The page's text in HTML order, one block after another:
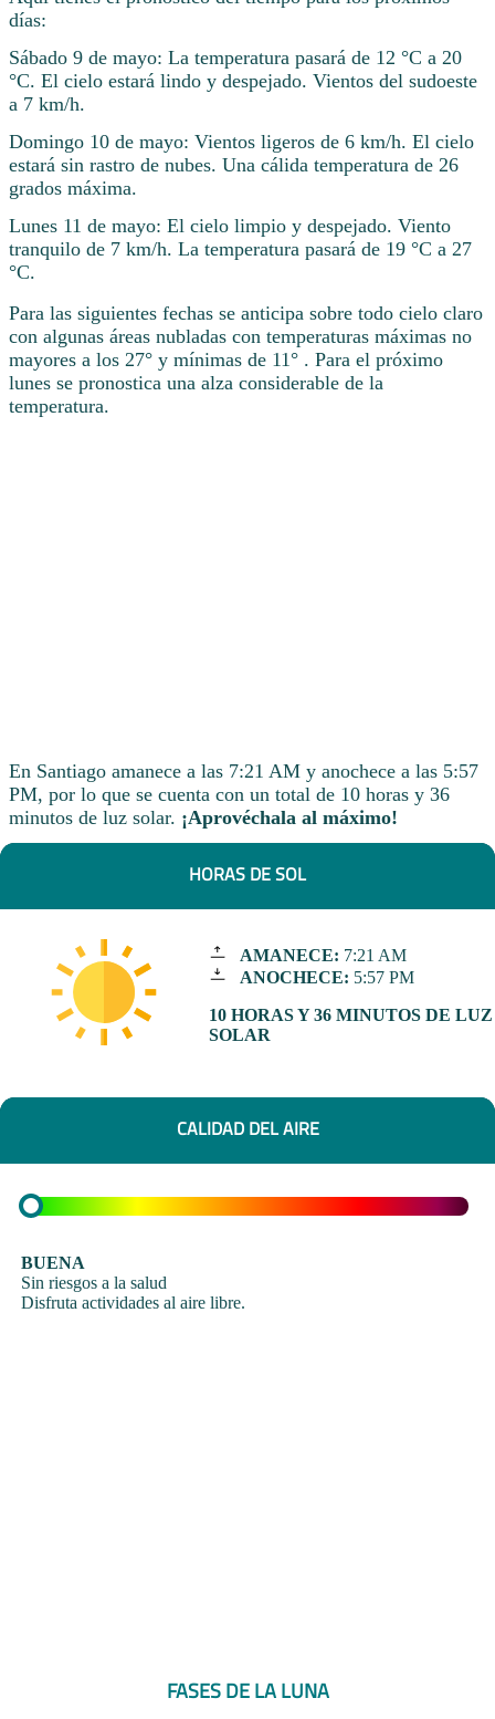
días:
Sábado 9 de mayo: La temperatura pasará de 12 °C a 20
°C. El cielo estará lindo y despejado. Vientos del sudoeste
a 7 km/h.
Domingo 10 de mayo: Vientos ligeros de 6 km/h. El cielo
estará sin rastro de nubes. Una cálida temperatura de 26
grados máxima.
Lunes 11 de mayo: El cielo limpio y despejado. Viento
tranquilo de 7 km/h. La temperatura pasará de 19 °C a 27
°C.
Para las siguientes fechas se anticipa sobre todo cielo claro
con algunas áreas nubladas con temperaturas máximas no
mayores a los 27° y mínimas de 11° . Para el próximo
lunes se pronostica una alza considerable de la
temperatura.
En Santiago amanece a las 7:21 AM y anochece a las 5:57
PM, por lo que se cuenta con un total de 10 horas y 36
minutos de luz solar. ¡Aprovéchala al máximo!
HORAS DE SOL
AMANECE: 7:21 AM
ANOCHECE: 5:57 PM
10 HORAS Y 36 MINUTOS DE LUZ
SOLAR
CALIDAD DEL AIRE
BUENA
Sin riesgos a la salud
Disfruta actividades al aire libre.
FASES DE LA LUNA